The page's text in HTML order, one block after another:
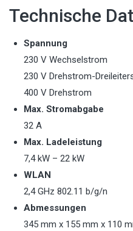
Technische
Spannung
230 V Wechselstrom
230 V Drehstrom-
400 V Drehstrom
Max. Stromabgabe
32 A
Max. Ladeleistung
7,4 kW – 22 kW
WLAN
2,4 GHz 802.11 b/g/n
Abmessungen
345 mm x 155 mm x 110